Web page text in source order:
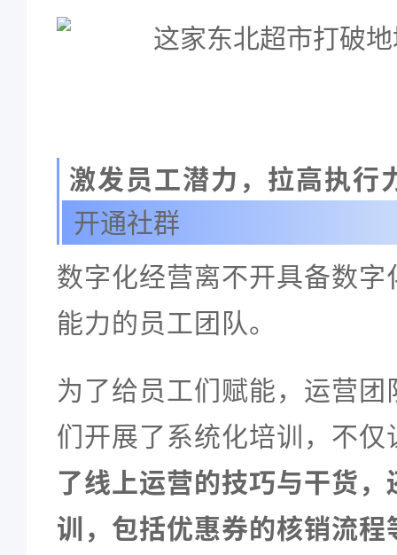
激发员工潜力，拉高执行
开通社群
数字化经营离不开具备数
能力的员工团队。
为了给员工们赋能，运营
们开展了系统化培训，不
了线上运营的技巧与干货
训，包括优惠券的核销流